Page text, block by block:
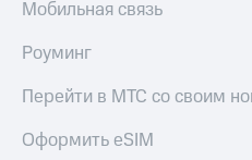
Мобильная связь
Роуминг
Перейти в МТС со своим
Оформить eSIM